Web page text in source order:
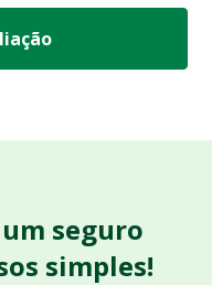
seguro
simples!